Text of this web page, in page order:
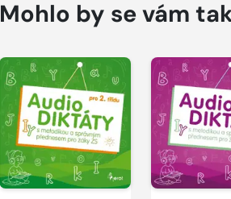
Mohlo by se vám
Přehrát
ukázku
Přehrát
ukázku